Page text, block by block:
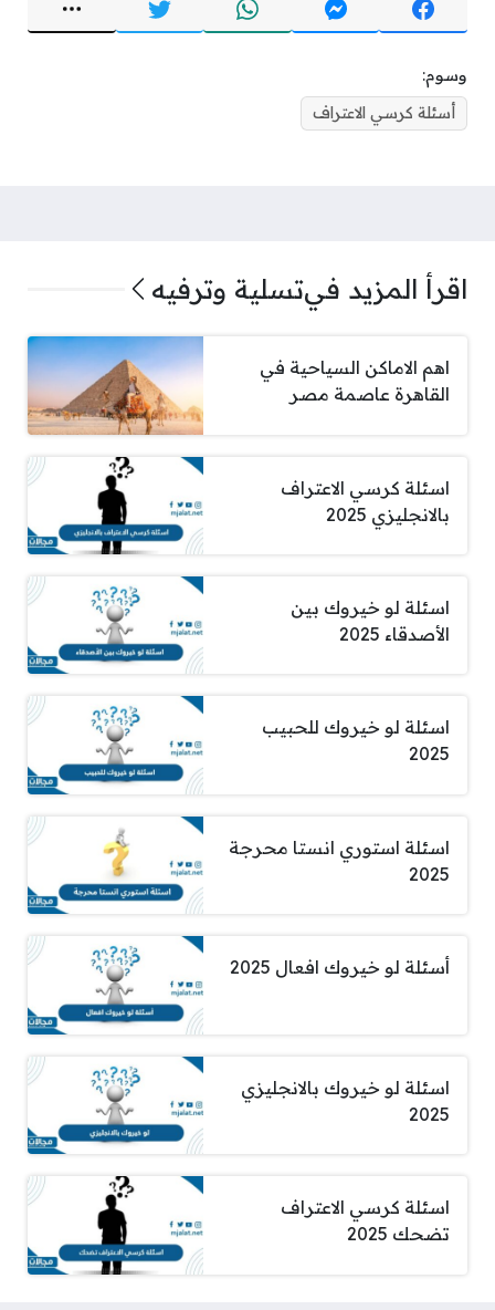
وسوم:
أسئلة كرسي الاعتراف
اقرأ المزيد فيتسلية وترفيه
اهم الاماكن السياحية في
القاهرة عاصمة مصر
اسئلة كرسي الاعتراف
بالانجليزي 2025
اسئلة لو خيروك بين
الأصدقاء 2025
اسئلة لو خيروك للحبيب
2025
اسئلة استوري انستا محرجة
2025
أسئلة لو خيروك افعال 2025
اسئلة لو خيروك بالانجليزي
2025
اسئلة كرسي الاعتراف
تضحك 2025